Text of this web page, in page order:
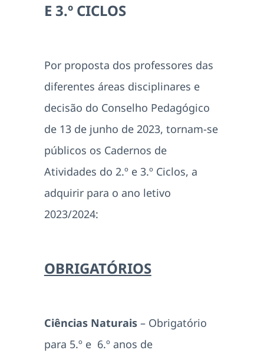
E 3.º CICLOS
Por proposta dos professores das
diferentes áreas disciplinares e
decisão do Conselho Pedagógico
de 13 de junho de 2023, tornam-se
públicos os Cadernos de
Atividades do 2.º e 3.º Ciclos, a
adquirir para o ano letivo
2023/2024:
OBRIGATÓRIOS
Ciências Naturais– Obrigatório
para 5.º e 6.º anos de